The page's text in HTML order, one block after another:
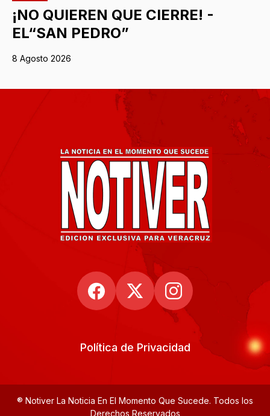
¡NO QUIEREN QUE CIERRE! -
EL“SAN PEDRO”
8 Agosto 2026
Política de Privacidad
® Notiver La Noticia En El Momento Que Sucede. Todos los
Derechos Reservados